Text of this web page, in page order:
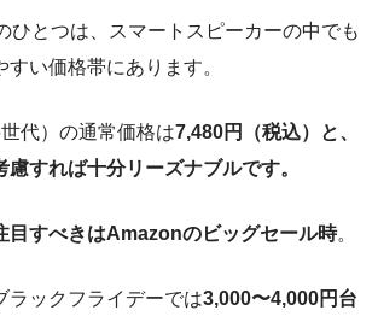
ひとつは、スマートスピーカーの中でも
すい価格帯にあります。
代）の通常価格は7,480円（税込）と、
すれば十分リーズナブルです。
目すべきはAmazonのビッグセール時。
ラックフライデーでは3,000〜4,000円台